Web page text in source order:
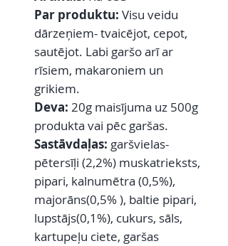
Par produktu: Visu veidu
dārzeņiem- tvaicējot, cepot,
sautējot. Labi garšo arī ar
rīsiem, makaroniem un
grikiem.
Deva: 20g maisījuma uz 500g
produkta vai pēc garšas.
Sastāvdaļas: garšvielas-
pētersīļi (2,2%) muskatrieksts,
pipari, kalnumētra (0,5%),
majorāns(0,5% ), baltie pipari,
lupstājs(0,1%), cukurs, sāls,
kartupeļu ciete, garšas